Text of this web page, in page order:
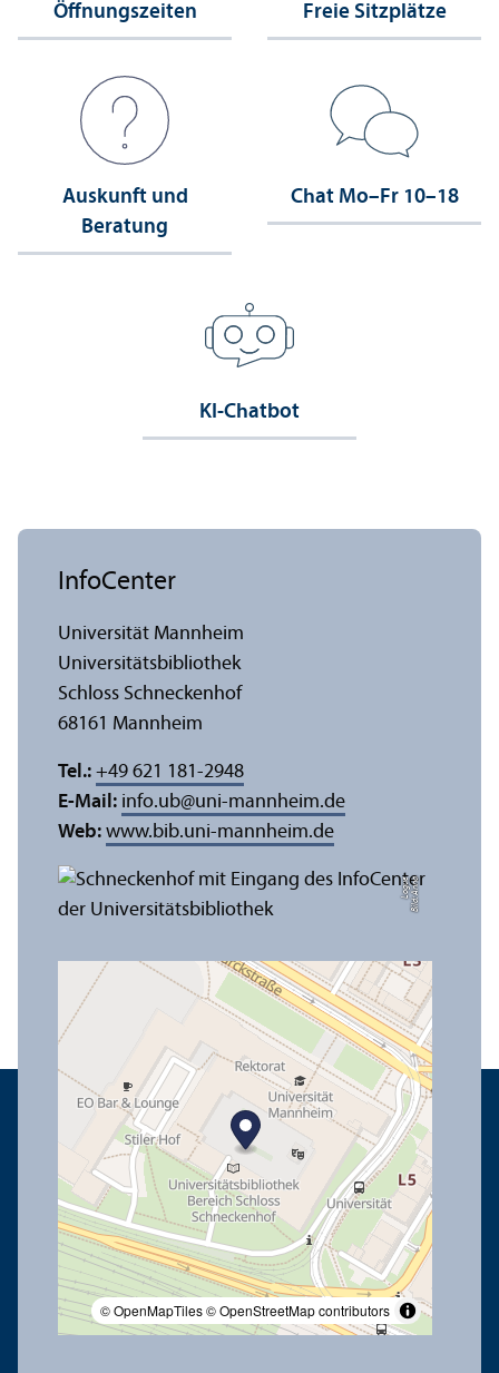
Öffnungs­zeiten Freie Sitzplätze
Auskunft und
Beratung
Chat Mo–Fr 10–18
KI-Chatbot
Bil
d:
A
n
n
a
L
o
g
u
e
© OpenMapTiles© OpenStreetMap contributors
InfoCenter
Universität Mannheim
Universitäts­bibliothek
Schloss Schneckenhof
68161 Mannheim
Tel.: +49 621 181-2948
E-Mail: info.ub@uni-mannheim.de
Web: www.bib.uni-mannheim.de